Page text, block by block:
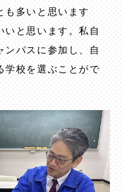
も多いと思います
いと思います。私自
ンパスに参加し、自
学校を選ぶことがで